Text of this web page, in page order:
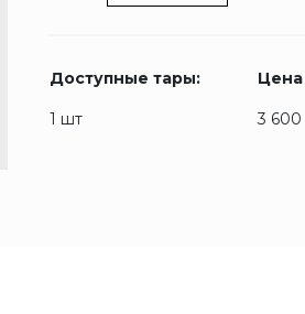
Доступные тары: Цена
1 шт 3 600